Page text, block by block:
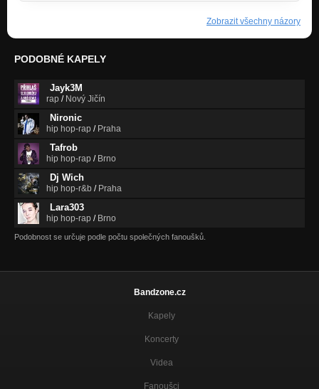
Zobrazit všechny názory
PODOBNÉ KAPELY
Jayk3M
rap / Nový Jičín
Nironic
hip hop-rap / Praha
Tafrob
hip hop-rap / Brno
Dj Wich
hip hop-r&b / Praha
Lara303
hip hop-rap / Brno
Podobnost se určuje podle počtu společných fanoušků.
Bandzone.cz
Kapely
Koncerty
Videa
Fanoušci